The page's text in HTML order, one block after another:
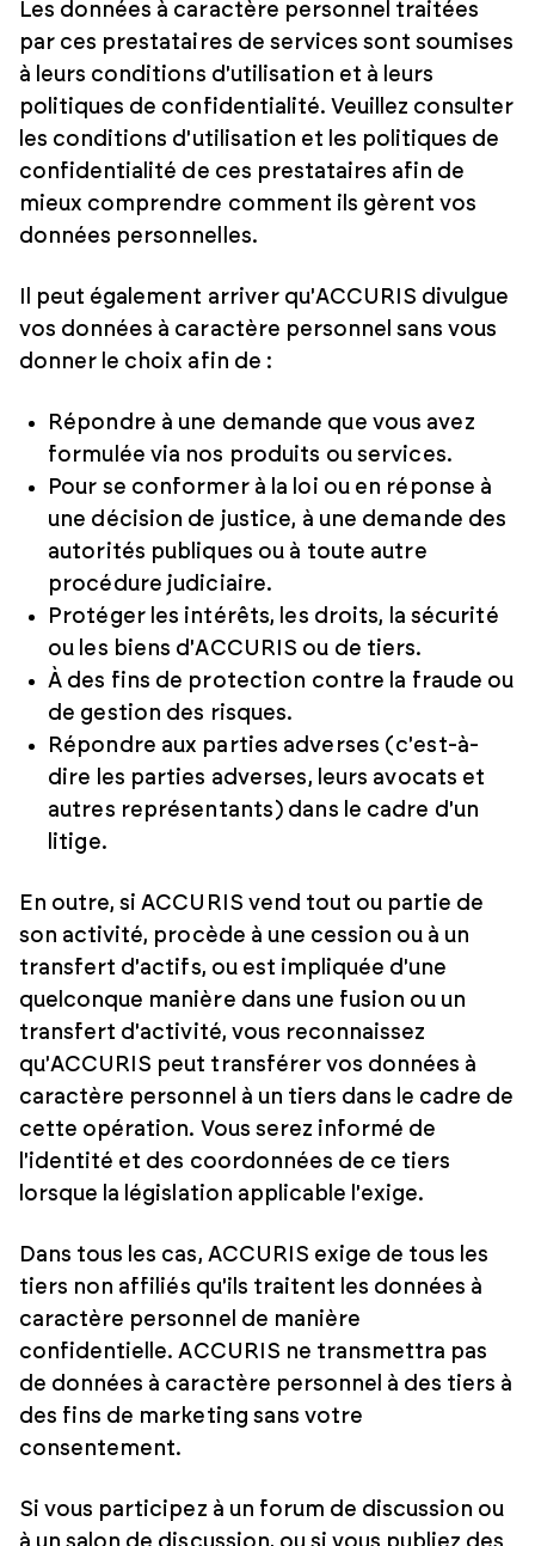
Les données à caractère personnel traitées
par ces prestataires de services sont soumises
à leurs conditions d'utilisation et à leurs
politiques de confidentialité. Veuillez consulter
les conditions d'utilisation et les politiques de
confidentialité de ces prestataires afin de
mieux comprendre comment ils gèrent vos
données personnelles.
Il peut également arriver qu'ACCURIS divulgue
vos données à caractère personnel sans vous
donner le choix afin de :
Répondre à une demande que vous avez
formulée via nos produits ou services.
Pour se conformer à la loi ou en réponse à
une décision de justice, à une demande des
autorités publiques ou à toute autre
procédure judiciaire.
Protéger les intérêts, les droits, la sécurité
ou les biens d'ACCURIS ou de tiers.
À des fins de protection contre la fraude ou
de gestion des risques.
Répondre aux parties adverses (c'est-à-
dire les parties adverses, leurs avocats et
autres représentants) dans le cadre d'un
litige.
En outre, si ACCURIS vend tout ou partie de
son activité, procède à une cession ou à un
transfert d'actifs, ou est impliquée d'une
quelconque manière dans une fusion ou un
transfert d'activité, vous reconnaissez
qu'ACCURIS peut transférer vos données à
caractère personnel à un tiers dans le cadre de
cette opération. Vous serez informé de
l'identité et des coordonnées de ce tiers
lorsque la législation applicable l'exige.
Dans tous les cas, ACCURIS exige de tous les
tiers non affiliés qu'ils traitent les données à
caractère personnel de manière
confidentielle. ACCURIS ne transmettra pas
de données à caractère personnel à des tiers à
des fins de marketing sans votre
consentement.
Si vous participez à un forum de discussion ou